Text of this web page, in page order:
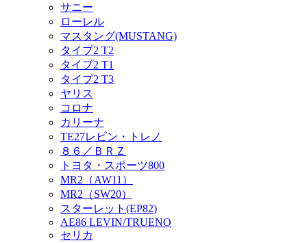
サニー
ローレル
マスタング(MUSTANG)
タイプ2 T2
タイプ2 T1
タイプ2 T3
ヤリス
コロナ
カリーナ
TE27レビン・トレノ
８６／ＢＲＺ
トヨタ・スポーツ800
MR2（AW11）
MR2（SW20）
スターレット(EP82)
AE86 LEVIN/TRUENO
セリカ